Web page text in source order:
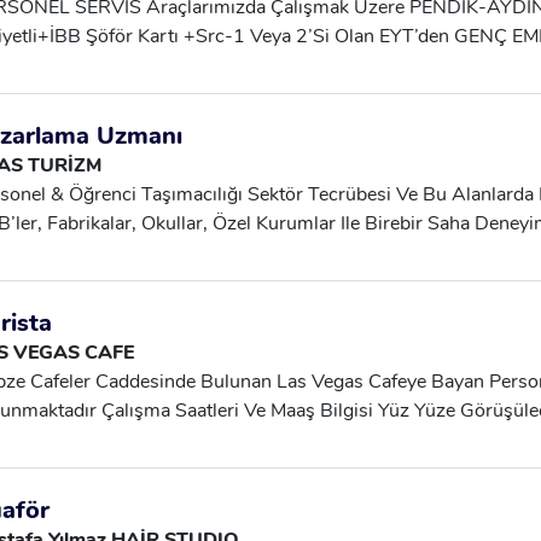
Günlük Sayım Ve Stok Kontrollerine Destek
Oluşabilecek Hasarların Raporlanması, Kullanılan
42.000,00 + Multinet 6.500,00 Toplam 48.500,00TL ) Tüm
Ve Pazar Günü Çalışma Yapılmamaktır Gebze Ve Civarda
SERVİS Araçlarımızda Çalışmak Üzere PENDİK-
Şöför Kartı +Src-1 Veya 2’si Olan EYT’den GENÇ
Uzmanı
TURİZM
& Öğrenci Taşımacılığı Sektör Tecrübesi Ve Bu
Fabrikalar, Okullar, Özel Kurumlar Ile Birebir Saha
Iletişim Ve Ikna Kabiliyeti • Sektörel Kendi Çevresi Olan.!!
Kişiler Ve Aramadan Önce Cv'sini Paylaşsın Lütfen. En Az 3
VEGAS CAFE
Cafeler Caddesinde Bulunan Las Vegas Cafeye Bayan
Çalışma Saatleri Ve Maaş Bilgisi Yüz Yüze